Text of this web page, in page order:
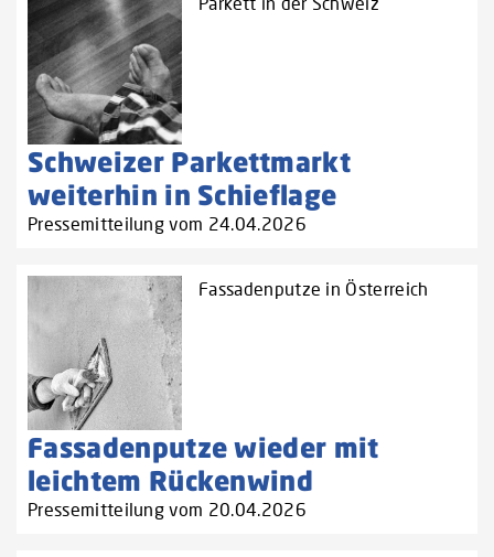
Schweizer Parkettmarkt
weiterhin in Schieflage
Pressemitteilung vom 24.04.2026
Fassadenputze in Österreich
Fassadenputze wieder mit
leichtem Rückenwind
Pressemitteilung vom 20.04.2026